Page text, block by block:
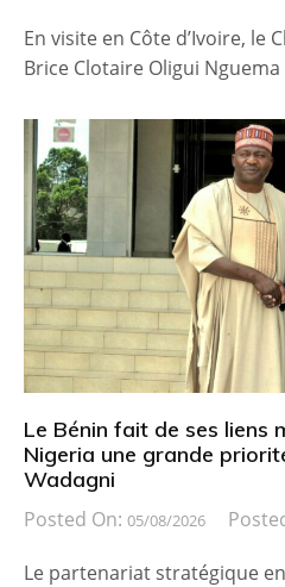
En visite en Côte d’Ivoire, le
Brice Clotaire Oligui Nguema
Le Bénin fait de ses liens
Nigeria une grande
Wadagni
Posted On: 05/08/2026
Le partenariat stratégique